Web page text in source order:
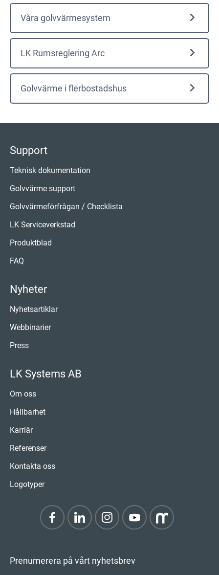
Våra golvvärmesystem
LK Rumsreglering Arc
Golvvärme i flerbostadshus
Support
Teknisk dokumentation
Golvvärme support
Golvvärmeförfrågan / Checklista
LK Serviceverkstad
Produktblad
FAQ
Nyheter
Nyhetsartiklar
Webbinarier
Press
LK Systems AB
Om oss
Hållbarhet
Karriär
Referenser
Kontakta oss
Logotyper
Prenumerera på vårt nyhetsbrev